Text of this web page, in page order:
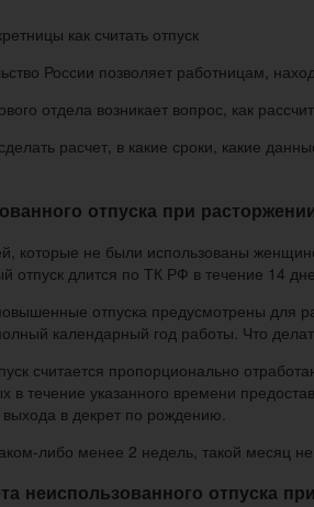
России позволяет работницам,
отдела возникает вопрос, как
расчет, в какие сроки, какие
отпуска при
которые не были использованы
отпуск длится по ТК РФ в течение 14
отпуска предусмотрены для
календарный год работы. Что
считается пропорционально
в течение указанного времени
в декрет по рождению.
либо менее 2 недель, такой месяц
неиспользованного отпуска